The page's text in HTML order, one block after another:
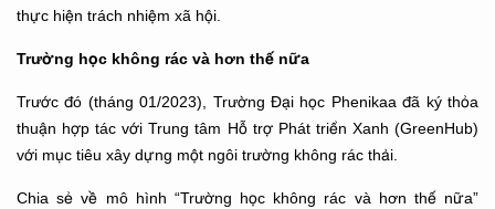
thực hiện trách nhiệm xã hội.
Trường học không rác và hơn thế nữa
Trước đó (tháng 01/2023), Trường Đại học Phenikaa đã ký thỏa
thuận hợp tác với Trung tâm Hỗ trợ Phát triển Xanh (GreenHub)
với mục tiêu xây dựng một ngôi trường không rác thải.
Chia sẻ về mô hình “Trường học không rác và hơn thế nữa”